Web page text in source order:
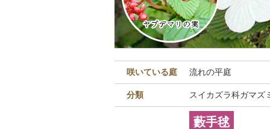
咲いている庭 流れの平庭
分類 スイカズラ科ガマズ
藪手毬